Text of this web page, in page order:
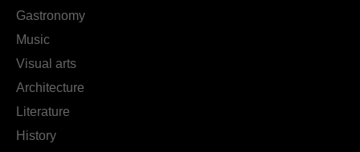
Gastronomy
Music
Visual arts
Architecture
Literature
History